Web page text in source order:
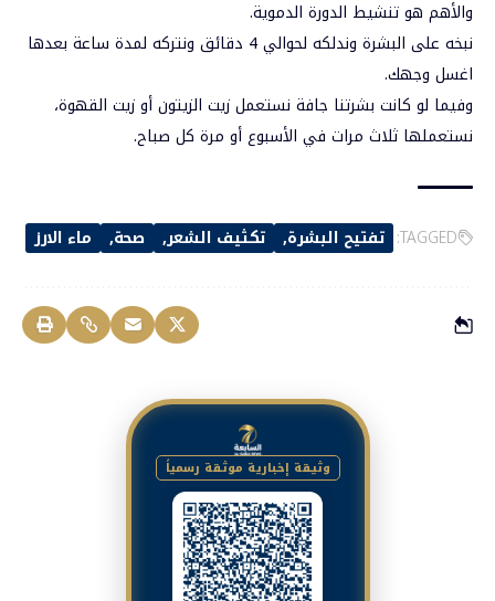
والأهم هو تنشيط الدورة الدموية.
نبخه على البشرة وندلكه لحوالي 4 دقائق ونتركه لمدة ساعة بعدها
اغسل وجهك.
وفيما لو كانت بشرتنا جافة نستعمل زيت الزيتون أو زيت القهوة،
نستعملها ثلاث مرات في الأسبوع أو مرة كل صباح.
TAGGED: تفتيح البشرة تكثيف الشعر صحة ماء الارز
وثيقة إخبارية موثقة رسمياً